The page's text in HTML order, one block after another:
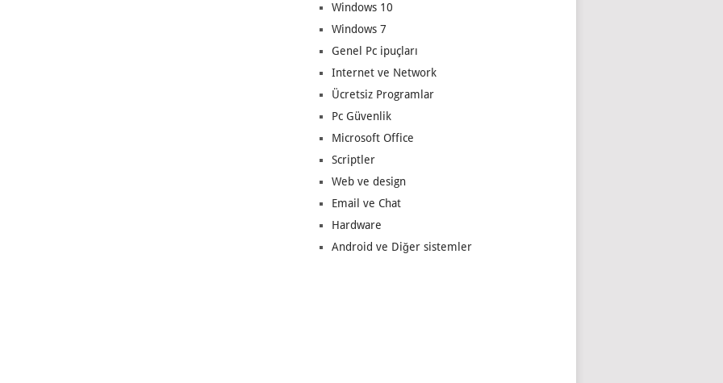
Windows 10
Windows 7
Genel Pc ipuçları
Internet ve Network
Ücretsiz Programlar
Pc Güvenlik
Microsoft Office
Scriptler
Web ve design
Email ve Chat
Hardware
Android ve Diğer sistemler